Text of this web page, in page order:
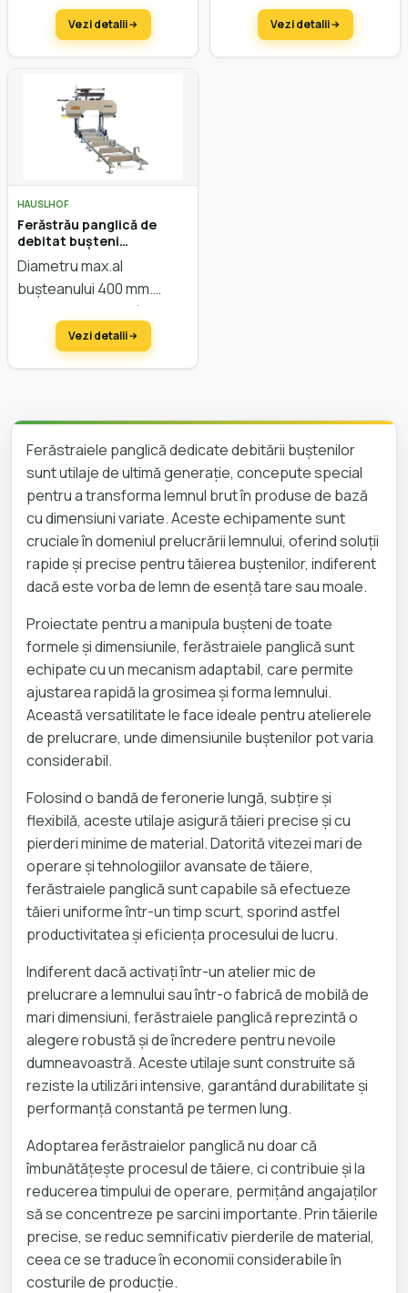
Reglarea înălțimii manual.
Vezi detalii
Reglarea înălțimii manual.
Vezi detalii
HAUSLHOF
Ferăstrău panglică de
debitat bușteni
HAUSLHOF HBB 400
Diametru max.al
bușteanului 400 mm.
Lățimea max. a scândurei
350 mm. Avans manual.
Reglarea înălțimii manual.
Vezi detalii
Ferăstraiele panglică dedicate debitării buștenilor
sunt utilaje de ultimă generație, concepute special
pentru a transforma lemnul brut în produse de bază
cu dimensiuni variate. Aceste echipamente sunt
cruciale în domeniul prelucrării lemnului, oferind soluții
rapide și precise pentru tăierea buștenilor, indiferent
dacă este vorba de lemn de esență tare sau moale.
Proiectate pentru a manipula bușteni de toate
formele și dimensiunile, ferăstraiele panglică sunt
echipate cu un mecanism adaptabil, care permite
ajustarea rapidă la grosimea și forma lemnului.
Această versatilitate le face ideale pentru atelierele
de prelucrare, unde dimensiunile buștenilor pot varia
considerabil.
Folosind o bandă de feronerie lungă, subțire și
flexibilă, aceste utilaje asigură tăieri precise și cu
pierderi minime de material. Datorită vitezei mari de
operare și tehnologiilor avansate de tăiere,
ferăstraiele panglică sunt capabile să efectueze
tăieri uniforme într-un timp scurt, sporind astfel
productivitatea și eficiența procesului de lucru.
Indiferent dacă activați într-un atelier mic de
prelucrare a lemnului sau într-o fabrică de mobilă de
mari dimensiuni, ferăstraiele panglică reprezintă o
alegere robustă și de încredere pentru nevoile
dumneavoastră. Aceste utilaje sunt construite să
reziste la utilizări intensive, garantând durabilitate și
performanță constantă pe termen lung.
Adoptarea ferăstraielor panglică nu doar că
îmbunătățește procesul de tăiere, ci contribuie și la
reducerea timpului de operare, permițând angajaților
să se concentreze pe sarcini importante. Prin tăierile
precise, se reduc semnificativ pierderile de material,
ceea ce se traduce în economii considerabile în
costurile de producție.